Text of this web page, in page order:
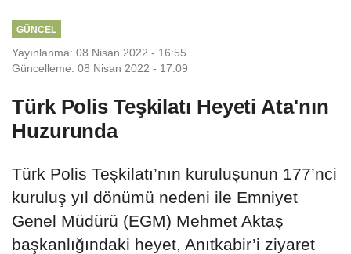
GÜNCEL
Yayınlanma: 08 Nisan 2022 - 16:55
Güncelleme: 08 Nisan 2022 - 17:09
Türk Polis Teşkilatı Heyeti Ata'nın
Huzurunda
Türk Polis Teşkilatı’nın kuruluşunun 177’nci
kuruluş yıl dönümü nedeni ile Emniyet
Genel Müdürü (EGM) Mehmet Aktaş
başkanlığındaki heyet, Anıtkabir’i ziyaret